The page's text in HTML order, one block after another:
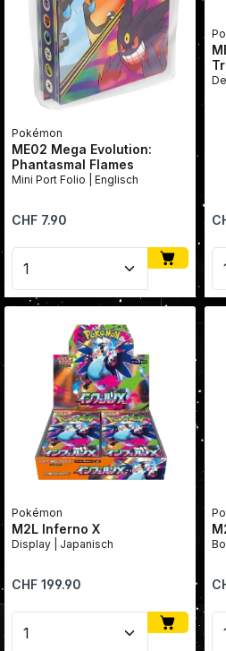
Pokémon
ME02 Mega Evolution:
Phantasmal Flames
Mini Port Folio | Englisch
Regulärer Preis:
CHF 7.90
Produkt Anzahl: Gib den
Pokémon
M2L Inferno X
Display | Japanisch
Regulärer Preis:
CHF 199.90
Produkt Anzahl: Gib den